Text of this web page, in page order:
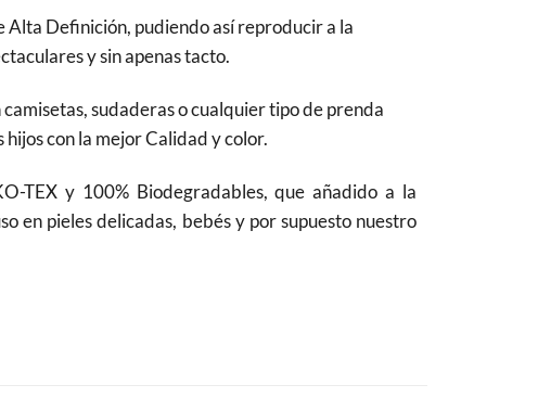
Alta Definición, pudiendo así reproducir a la
y sin apenas tacto.
sudaderas o cualquier tipo de prenda
con la mejor Calidad y color.
TEX y 100% Biodegradables, que añadido a la
en pieles delicadas, bebés y por supuesto nuestro